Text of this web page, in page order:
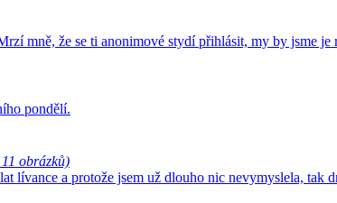
mně, že se ti anonimové stydí přihlásit, my by jsme
pondělí.
obrázků)
lívance a protože jsem už dlouho nic nevymyslela,